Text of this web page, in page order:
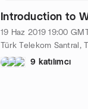
Introduction to
19 Haz 2019 19:00
9 katılımcı